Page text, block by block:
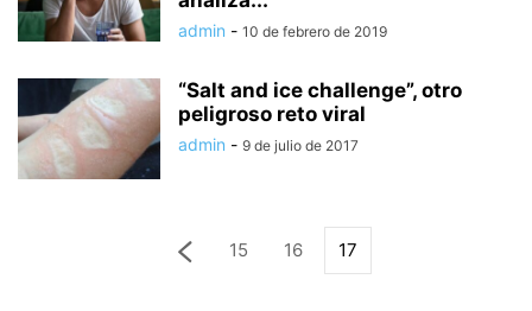
admin - 10 de febrero de 2019
“Salt and ice challenge”, otro
peligroso reto viral
admin - 9 de julio de 2017
15 16 17